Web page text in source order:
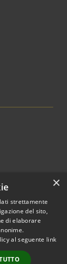
• Comune di
• Powered by
•
Accesso
×
strettamente
del sito,
di elaborare
al seguente link